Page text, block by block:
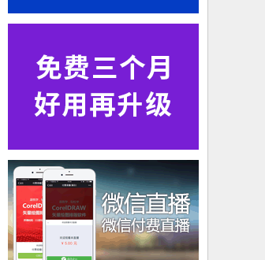
书
说明书，产品安装应用视